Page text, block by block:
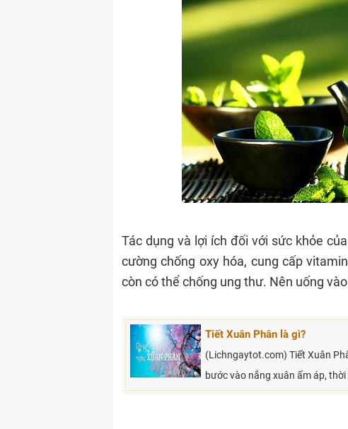
Tác dụng và lợi ích đối với sức khỏe
cường chống oxy hóa, cung cấp
còn có thể chống ung thư. Nên uống
Tiết Xuân Phân là gì?
(Lichngaytot.com) Tiết Xuân
bước vào nắng xuân ấm áp,